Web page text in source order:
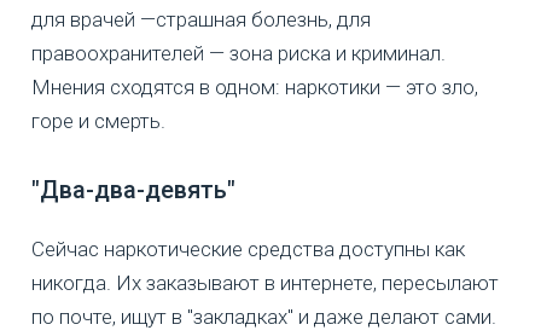
для врачей —страшная болезнь, для
правоохранителей — зона риска и криминал.
Мнения сходятся в одном: наркотики — это зло,
горе и смерть.
"Два-два-девять"
Сейчас наркотические средства доступны как
никогда. Их заказывают в интернете, пересылают
по почте, ищут в "закладках" и даже делают сами.